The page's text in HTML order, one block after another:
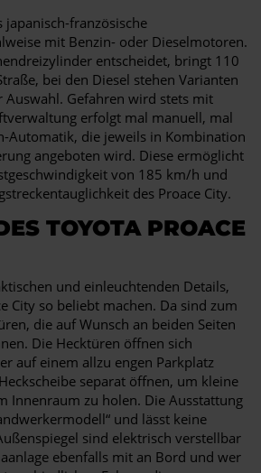
französische
mit Benzin- oder Dieselmotoren.
entscheidet, bringt 110
bei den Diesel stehen Varianten
Auswahl. Gefahren wird stets mit
erfolgt mal manuell, mal
Automatik, die jeweils in Kombination
angeboten wird. Diese ermöglicht
von 185 km/h und
des Proace City.
TOYOTA PROACE
und einleuchtenden Details,
City so beliebt machen. Da sind zum
die auf Wunsch an beiden Seiten
Die Hecktüren öffnen sich
auf einem allzu engen Parkplatz
separat öffnen, um kleine
Innenraum zu holen. Die Ausstattung
und lässt keine
sind elektrisch verstellbar
ebenfalls mit an Bord und wer